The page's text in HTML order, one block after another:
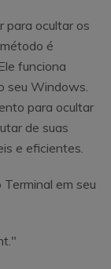
para ocultar os
é
funciona
seu Windows.
para ocultar
de suas
e eficientes.
em seu